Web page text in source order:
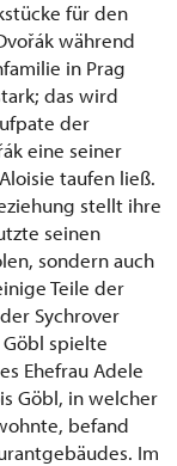
für den
während
in Prag
das wird
der
eine seiner
taufen ließ.
stellt ihre
seinen
sondern auch
Teile der
Sychrover
spielte
Ehefrau Adele
Göbl, in welcher
befand
Im